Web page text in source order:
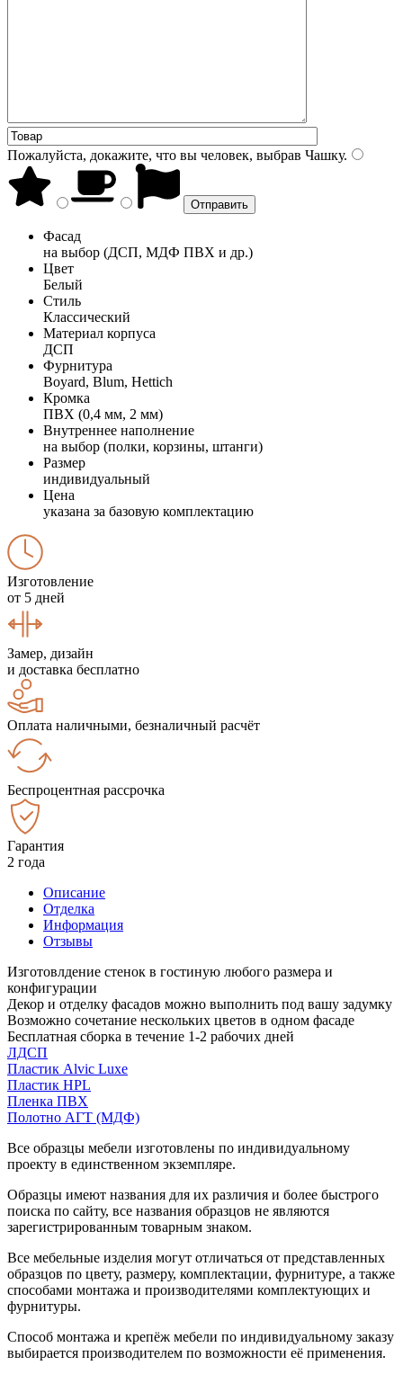
Пожалуйста, докажите, что вы человек, выбрав Чашку.
Фасад
на выбор (ДСП, МДФ ПВХ и др.)
Цвет
Белый
Стиль
Классический
Материал корпуса
ДСП
Фурнитура
Boyard, Blum, Hettich
Кромка
ПВХ (0,4 мм, 2 мм)
Внутреннее наполнение
на выбор (полки, корзины, штанги)
Размер
индивидуальный
Цена
указана за базовую комплектацию
Изготовление
от 5 дней
Замер, дизайн
и доставка бесплатно
Оплата наличными, безналичный расчёт
Беспроцентная рассрочка
Гарантия
2 года
Описание
Отделка
Информация
Отзывы
Изготовлдение стенок в гостиную любого размера и
конфигурации
Декор и отделку фасадов можно выполнить под вашу задумку
Возможно сочетание нескольких цветов в одном фасаде
Бесплатная сборка в течение 1-2 рабочих дней
ЛДСП
Пластик Alvic Luxe
Пластик HPL
Пленка ПВХ
Полотно АГТ (МДФ)
Все образцы мебели изготовлены по индивидуальному
проекту в единственном экземпляре.
Образцы имеют названия для их различия и более быстрого
поиска по сайту, все названия образцов не являются
зарегистрированным товарным знаком.
Все мебельные изделия могут отличаться от представленных
образцов по цвету, размеру, комплектации, фурнитуре, а также
способами монтажа и производителями комплектующих и
фурнитуры.
Способ монтажа и крепёж мебели по индивидуальному заказу
выбирается производителем по возможности её применения.